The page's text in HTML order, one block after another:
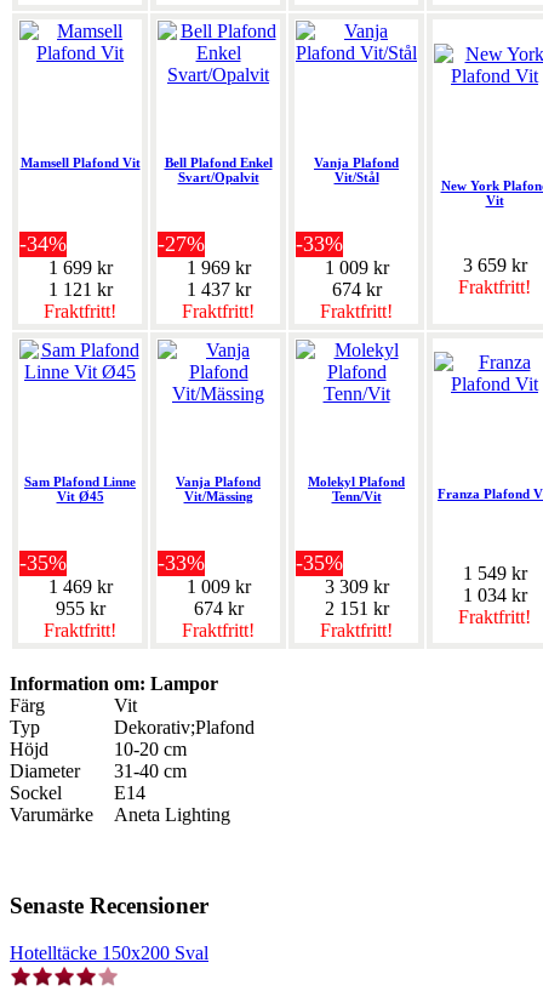
Mamsell Plafond Vit
-34%
1 699 kr
1 121 kr
Fraktfritt!
Bell Plafond Enkel
Svart/Opalvit
-27%
1 969 kr
1 437 kr
Fraktfritt!
Vanja Plafond
Vit/Stål
-33%
1 009 kr
674 kr
Fraktfritt!
New York
Vit
3 659 kr
Fraktfritt!
Sam Plafond Linne
Vit Ø45
-35%
1 469 kr
955 kr
Fraktfritt!
Vanja Plafond
Vit/Mässing
-33%
1 009 kr
674 kr
Fraktfritt!
Molekyl Plafond
Tenn/Vit
-35%
3 309 kr
2 151 kr
Fraktfritt!
Franza Plafond
1 549 kr
1 034 kr
Fraktfritt!
Information om: Lampor
Färg
Vit
Typ
Dekorativ;Plafond
Höjd
10-20 cm
Diameter
31-40 cm
Sockel
E14
Varumärke
Aneta Lighting
Senaste Recensioner
Hotelltäcke 150x200 Sval